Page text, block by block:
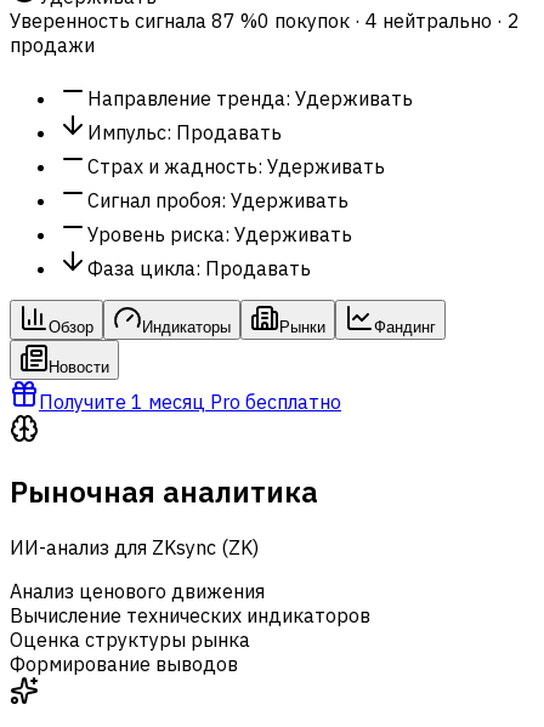
Уверенность сигнала 87 %0 покупок · 4 нейтрально · 2
продажи
Направление тренда: Удерживать
Импульс: Продавать
Страх и жадность: Удерживать
Сигнал пробоя: Удерживать
Уровень риска: Удерживать
Фаза цикла: Продавать
Обзор Индикаторы Рынки Фандинг
Новости
Получите 1 месяц Pro бесплатно
Рыночная аналитика
ИИ-анализ для ZKsync (ZK)
Анализ ценового движения
Вычисление технических индикаторов
Оценка структуры рынка
Формирование выводов